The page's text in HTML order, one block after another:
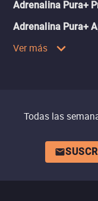
Adrenalina Pura+
Adrenalina Pura+
Ver más
Todas las